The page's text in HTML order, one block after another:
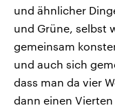
und ähnlicher
und Grüne, selbst
gemeinsam
und auch sich
dass man da vier
dann einen